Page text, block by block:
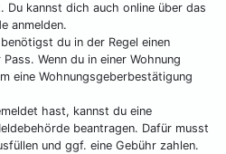
Du kannst dich auch online über das
anmelden.
du in der Regel einen
Wenn du in einer Wohnung
eine Wohnungsgeberbestätigung
hast, kannst du eine
beantragen. Dafür musst
und ggf. eine Gebühr zahlen.